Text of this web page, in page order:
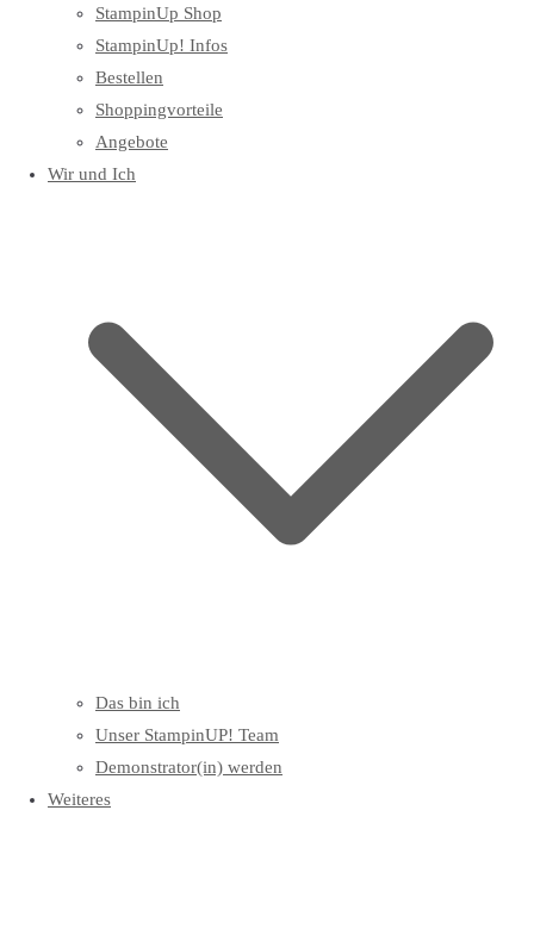
StampinUp Shop
StampinUp! Infos
Bestellen
Shoppingvorteile
Angebote
Wir und Ich
Das bin ich
Unser StampinUP! Team
Demonstrator(in) werden
Weiteres